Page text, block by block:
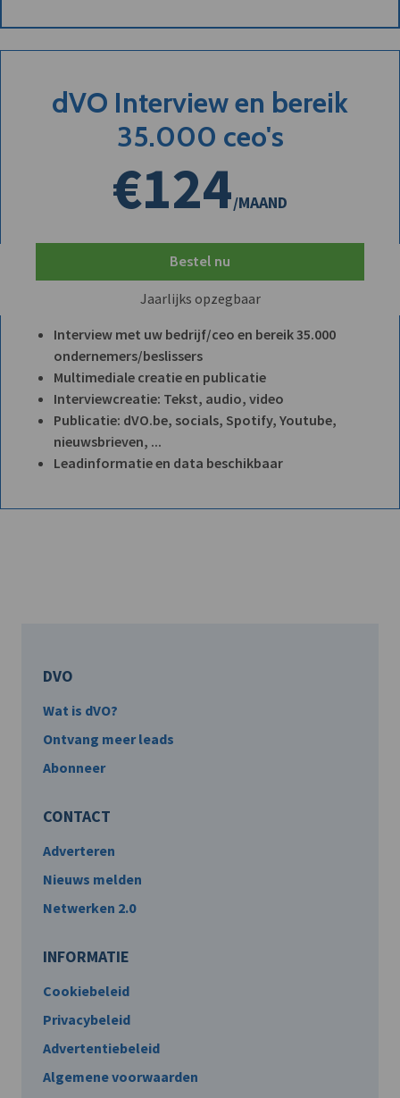
dVO Interview en bereik
35.000 ceo's
€124/MAAND
Bestel nu
Jaarlijks opzegbaar
Interview met uw bedrijf/ceo en bereik 35.000
ondernemers/beslissers
Multimediale creatie en publicatie
Interviewcreatie: Tekst, audio, video
Publicatie: dVO.be, socials, Spotify, Youtube,
nieuwsbrieven, ...
Leadinformatie en data beschikbaar
DVO
Wat is dVO?
Ontvang meer leads
Abonneer
CONTACT
Adverteren
Nieuws melden
Netwerken 2.0
INFORMATIE
Cookiebeleid
Privacybeleid
Advertentiebeleid
Algemene voorwaarden